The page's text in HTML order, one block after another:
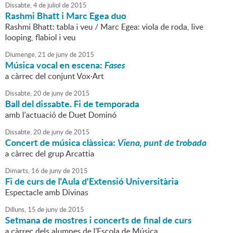
Dissabte,4de juliol de2015
Rashmi Bhatt i Marc Egea duo
Rashmi Bhatt: tabla i veu / Marc Egea: viola de roda, live
looping, flabiol i veu
Diumenge,21 de junyde2015
Música vocal en escena:Fases
a càrrec del conjunt Vox·Art
Dissabte,20 de junyde2015
Ball del dissabte. Fi de temporada
amb l'actuació de Duet Dominó
Dissabte,20 de junyde2015
Concert de música clàssica: Viena, punt de trobada
a càrrec del grup Arcattia
Dimarts, 16 de junyde2015
Fi de curs de l'Aula d'Extensió Universitària
Espectacle amb Divinas
Dilluns, 15 de junyde2015
Setmana de mostres i concerts de final de curs